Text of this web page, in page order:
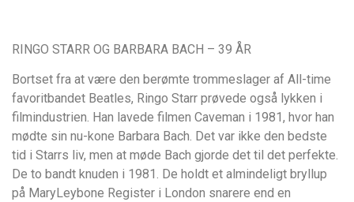
RINGO STARR OG BARBARA BACH – 39 ÅR
Bortset fra at være den berømte trommeslager af All-time
favoritbandet Beatles, Ringo Starr prøvede også lykken i
filmindustrien. Han lavede filmen Caveman i 1981, hvor han
mødte sin nu-kone Barbara Bach. Det var ikke den bedste
tid i Starrs liv, men at møde Bach gjorde det til det perfekte.
De to bandt knuden i 1981. De holdt et almindeligt bryllup
på MaryLeybone Register i London snarere end en